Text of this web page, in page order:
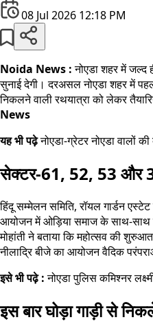
08 Jul 2026 12:18 PM
Noida News :नोएडा शहर मेंजल्द
सुनाई देगी। दरअसल नोएडा शहर में
निकलने वाली रथयात्रा को लेकर
News
यह भी पढ़ेनोएडा-ग्रेटर नोएडा वालों
सेक्टर-61, 52, 53 और
हिंदू सम्मेलन समिति, रॉयल गार्डन
आयोजन में ओड़िया समाज के साथ-साथ
मोहांती ने बताया कि महोत्सव की
नीलाद्रि बीजे का आयोजन वैदिक
इसे भी पढ़े :नोएडा पुलिस कमिश्नर
इस बार घोड़ा गाड़ी से